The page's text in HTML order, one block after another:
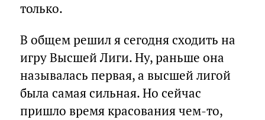
только.
В общем решил я сегодня сходить на
игру Высшей Лиги. Ну, раньше она
называлась первая, а высшей лигой
была самая сильная. Но сейчас
пришло время красования чем-то,